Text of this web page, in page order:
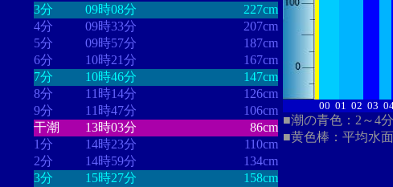
3分
09時08分
227cm
4分
09時33分
207cm
5分
09時57分
187cm
6分
10時21分
167cm
7分
10時46分
147cm
8分
11時14分
126cm
9分
11時47分
106cm
干潮
13時03分
86cm
1分
14時23分
110cm
2分
14時59分
134cm
3分
15時27分
158cm
00 01 02 03
■潮の青色：2～4
■黄色棒：平均水